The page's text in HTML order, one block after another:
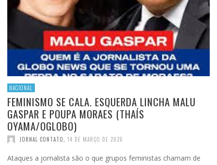
NACIONAL
FEMINISMO SE CALA. ESQUERDA LINCHA MALU
GASPAR E POUPA MORAES (THAÍS
OYAMA/OGLOBO)
JORNAL CONTATO 14 DE MARÇO DE 2026
Ataques a jornalista são o que grupos feministas chamam de